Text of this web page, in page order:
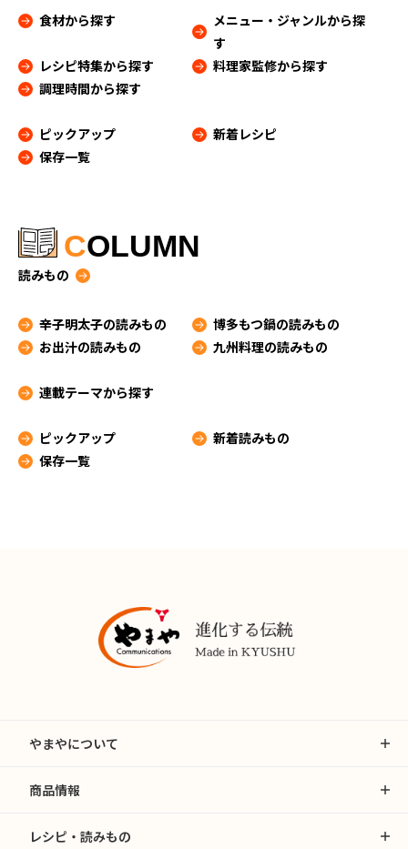
食材から探す
メニュー・ジャンルから探
す
レシピ特集から探す
料理家監修から探す
調理時間から探す
ピックアップ
新着レシピ
保存一覧
COLUMN
読みもの
辛子明太子の読みもの
博多もつ鍋の読みもの
お出汁の読みもの
九州料理の読みもの
連載テーマから探す
ピックアップ
新着読みもの
保存一覧
やまやについて
商品情報
レシピ・読みもの